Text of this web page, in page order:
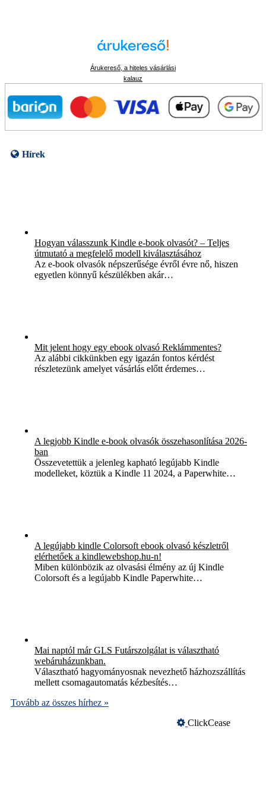
Árukereső, a hiteles vásárlási
kalauz
Hírek
Hogyan válasszunk Kindle e-book olvasót? – Teljes
útmutató a megfelelő modell kiválasztásához
Az e-book olvasók népszerűsége évről évre nő, hiszen
egyetlen könnyű készülékben akár…
Mit jelent hogy egy ebook olvasó Reklámmentes?
Az alábbi cikkünkben egy igazán fontos kérdést
részletezünk amelyet vásárlás előtt érdemes…
A legjobb Kindle e-book olvasók összehasonlítása 2026-
ban
Összevetettük a jelenleg kapható legújabb Kindle
modelleket, köztük a Kindle 11 2024, a Paperwhite…
A legújabb kindle Colorsoft ebook olvasó készletről
elérhetőek a kindlewebshop.hu-n!
Miben különbözik az olvasási élmény az új Kindle
Colorsoft és a legújabb Kindle Paperwhite…
Mai naptól már GLS Futárszolgálat is választható
webáruházunkban.
Választható hagyományosnak nevezhető házhozszállítás
mellett csomagautomatás kézbesítés…
Tovább az összes hírhez »
ClickCease